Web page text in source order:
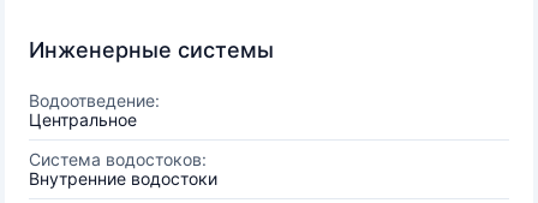
Инженерные системы
Водоотведение:
Центральное
Система водостоков:
Внутренние водостоки